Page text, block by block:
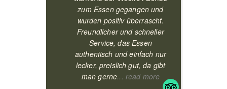
zum Essen gegangen und
wurden positiv überrascht.
Freundlicher und schneller
Service, das Essen
authentisch und einfach nur
lecker, preislich gut, da gibt
man gerne... read more